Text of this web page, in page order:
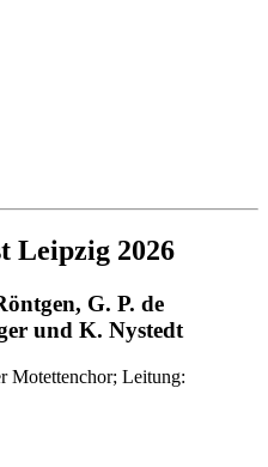
Leipzig 2026
G. P. de
und K. Nystedt
Motettenchor; Leitung: